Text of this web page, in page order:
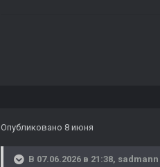
Опубликовано 8 июня
В 07.06.2026 в 21:38, sadmann